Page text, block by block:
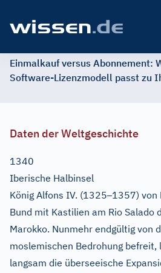
Einmalkauf versus Abonnement:
Software-Lizenzmodell passt zu
Daten der Weltgeschichte
1340
Iberische Halbinsel
König Alfons IV. (1325–1357) von
Bund mit Kastilien am Rio Salado
Marokko. Nunmehr endgültig von
moslemischen Bedrohung befreit,
langsam die überseeische